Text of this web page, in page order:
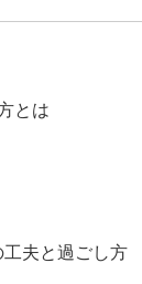
とは
夫と過ごし方